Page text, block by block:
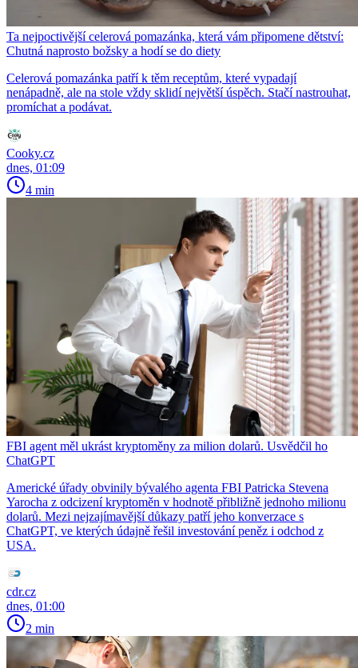
Ta nejpoctivější celerová pomazánka, která vám připomene dětství:
Chutná naprosto božsky a hodí se do diety
Celerová pomazánka patří k těm receptům, které vypadají
nenápadně, ale na stole vždy sklidí největší úspěch. Stačí nastrouhat,
promíchat a podávat.
Cooky.cz
dnes, 01:09
4 min
FBI agent měl ukrást kryptoměny za milion dolarů. Usvědčil ho
ChatGPT
Americké úřady obvinily bývalého agenta FBI Patricka Stevena
Yarocha z odcizení kryptoměn v hodnotě přibližně jednoho milionu
dolarů. Mezi nejzajímavější důkazy patří jeho konverzace s
ChatGPT, ve kterých údajně řešil investování peněz i odchod z
USA.
cdr.cz
dnes, 01:00
2 min